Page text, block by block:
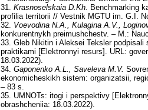
31. Krasnoselskaia D.Kh. Benchmarking
profilia territorii // Vestnik MGTU im. G.I.
32. Voevodina N.A., Kulagina A.V.,
konkurentnykh preimushchestv. – M.:
33. Gleb Nikitin i Aleksei Teksler
praktikami [Elektronnyi resurs]. URL:
18.03.2022).
34. Gaponenko A.L., Saveleva M.V.
ekonomicheskikh sistem: organizatsii,
– 83 s.
35. UMNOTs: itogi i perspektivy
obrashcheniia: 18.03.2022).